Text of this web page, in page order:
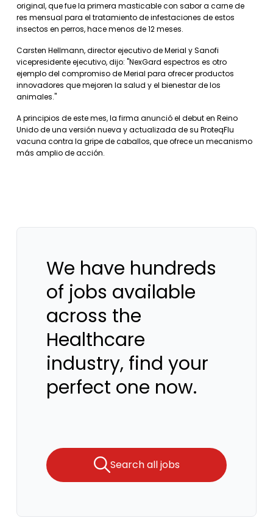
original, que fue la primera masticable con sabor a carne de
res mensual para el tratamiento de infestaciones de estos
insectos en perros, hace menos de 12 meses.
Carsten Hellmann, director ejecutivo de Merial y Sanofi
vicepresidente ejecutivo, dijo: "NexGard espectros es otro
ejemplo del compromiso de Merial para ofrecer productos
innovadores que mejoren la salud y el bienestar de los
animales."
A principios de este mes, la firma anunció el debut en Reino
Unido de una versión nueva y actualizada de su ProteqFlu
vacuna contra la gripe de caballos, que ofrece un mecanismo
más amplio de acción.
We have hundreds
of jobs available
across the
Healthcare
industry, find your
perfect one now.
Search all jobs